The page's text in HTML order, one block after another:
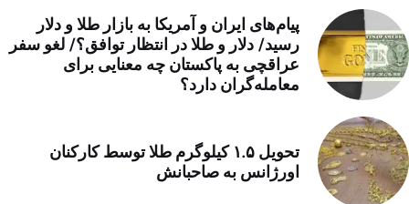
پیام‌های ایران و آمریکا به بازار طلا و دلار
رسید/ دلار و طلا در انتظار توافق؟/ لغو سفر
عراقچی به پاکستان چه معنایی برای
معامله‌گران دارد؟
تحویل ۱.۵ کیلوگرم طلا توسط کارکنان
اورژانس به صاحبانش